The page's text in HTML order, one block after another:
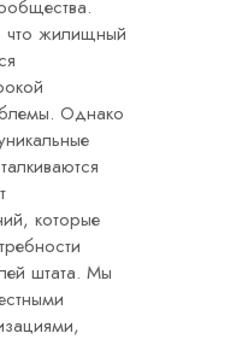
что жилищный
Однако
которые
штата. Мы